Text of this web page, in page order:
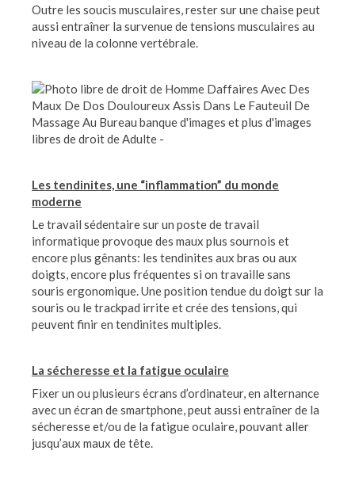
Outre les soucis musculaires, rester sur une chaise peut
aussi entraîner la survenue de tensions musculaires au
niveau de la colonne vertébrale.
Les tendinites, une “inflammation” du monde
moderne
Le travail sédentaire sur un poste de travail
informatique provoque des maux plus sournois et
encore plus gênants: les tendinites aux bras ou aux
doigts, encore plus fréquentes si on travaille sans
souris ergonomique. Une position tendue du doigt sur la
souris ou le trackpad irrite et crée des tensions, qui
peuvent finir en tendinites multiples.
La sécheresse et la fatigue oculaire
Fixer un ou plusieurs écrans d’ordinateur, en alternance
avec un écran de smartphone, peut aussi entraîner de la
sécheresse et/ou de la fatigue oculaire, pouvant aller
jusqu’aux maux de tête.